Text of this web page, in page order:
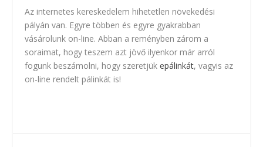
Az internetes kereskedelem hihetetlen növekedési
pályán van. Egyre többen és egyre gyakrabban
vásárolunk on-line. Abban a reményben zárom a
soraimat, hogy teszem azt jövő ilyenkor már arról
fogunk beszámolni, hogy szeretjükepálinkát, vagyis az
on-line rendelt pálinkát is!